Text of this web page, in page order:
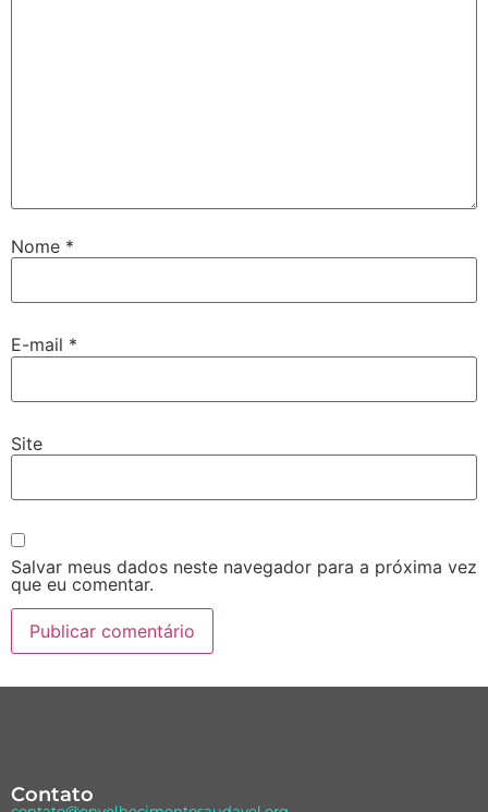
Nome *
E-mail *
Site
Salvar meus dados neste navegador para a próxima vez
que eu comentar.
Contato